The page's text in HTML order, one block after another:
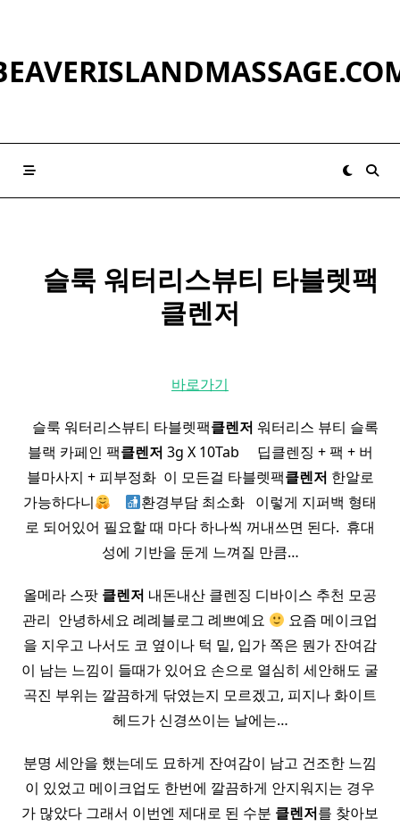
​ ​ ​ 슬룩 워터리스뷰티 타블렛팩
클렌저
바로가기
​ ​ ​ 슬룩 워터리스뷰티 타블렛팩클렌저 워터리스 뷰티 슬록
블랙 카페인 팩클렌저 3g X 10Tab ​ ​ ​ ​ 딥클렌징 + 팩 + 버
블마사지 + 피부정화 ​ 이 모든걸 타블렛팩클렌저 한알로
가능하다니
환경부담 최소화 ​ ​ 이렇게 지퍼백 형태
로 되어있어 필요할 때 마다 하나씩 꺼내쓰면 된다. ​ 휴대
성에 기반을 둔게 느껴질 만큼…
올메라 스팟 클렌저 내돈내산 클렌징 디바이스 추천 모공
관리 ​ 안녕하세요 례례블로그 례쁘예요
요즘 메이크업
을 지우고 나서도 코 옆이나 턱 밑, 입가 쪽은 뭔가 잔여감
이 남는 느낌이 들때가 있어요 손으로 열심히 세안해도 굴
곡진 부위는 깔끔하게 닦였는지 모르겠고, 피지나 화이트
헤드가 신경쓰이는 날에는…
분명 세안을 했는데도 묘하게 잔여감이 남고 건조한 느낌
이 있었고 메이크업도 한번에 깔끔하게 안지워지는 경우
가 많았다 그래서 이번엔 제대로 된 수분 클렌저를 찾아보